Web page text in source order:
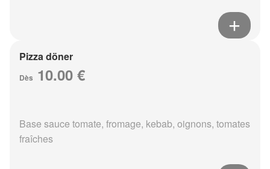
Pizza döner
Dès 10.00 €
Base sauce tomate, fromage, kebab, oignons, tomates
fraîches